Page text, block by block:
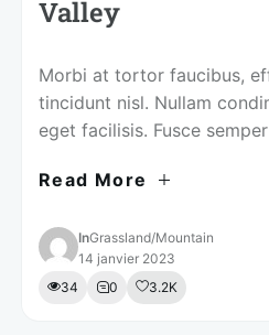
Valley
Morbi at tortor faucibus,
tincidunt nisl. Nullam
eget facilisis. Fusce
nisi diam, sed feugiat
Visiting Integer at lobortis
tempus justo at congue.
Read More
InGrassland/Mountain
14 janvier 2023
34
0 3.2K